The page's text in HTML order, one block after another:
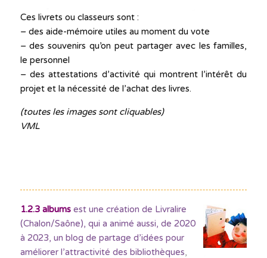
Ces livrets ou classeurs sont :
– des aide-mémoire utiles au moment du vote
– des souvenirs qu’on peut partager avec les familles,
le personnel
– des attestations d’activité qui montrent l’intérêt du
projet et la nécessité de l’achat des livres.
(toutes les images sont cliquables)
VML
1.2.3 albumsest une création de Livralire
(Chalon/Saône), qui a animé aussi, de 2020
à 2023, un blog de partage d’idées pour
améliorer l’attractivité des bibliothèques